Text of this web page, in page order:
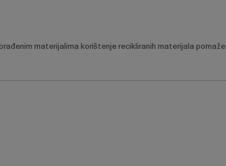
materijalima korištenje recikliranih materijala pomaže